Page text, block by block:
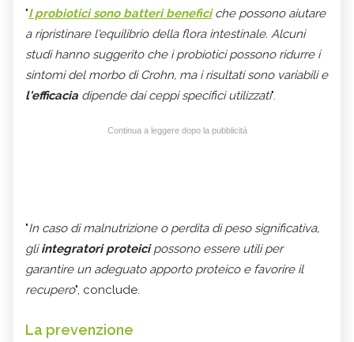
"I probiotici sono batteri beneficiche possono aiutare
a ripristinare l'equilibrio della flora intestinale. Alcuni
studi hanno suggerito che i probiotici possono ridurre i
sintomi del morbo di Crohn, ma i risultati sono variabili e
l'efficacia dipende dai ceppi specifici utilizzati".
Continua a leggere dopo la pubblicità
"In caso di malnutrizione o perdita di peso significativa,
gliintegratori proteicipossono essere utili per
garantire un adeguato apporto proteico e favorire il
recupero", conclude.
La prevenzione